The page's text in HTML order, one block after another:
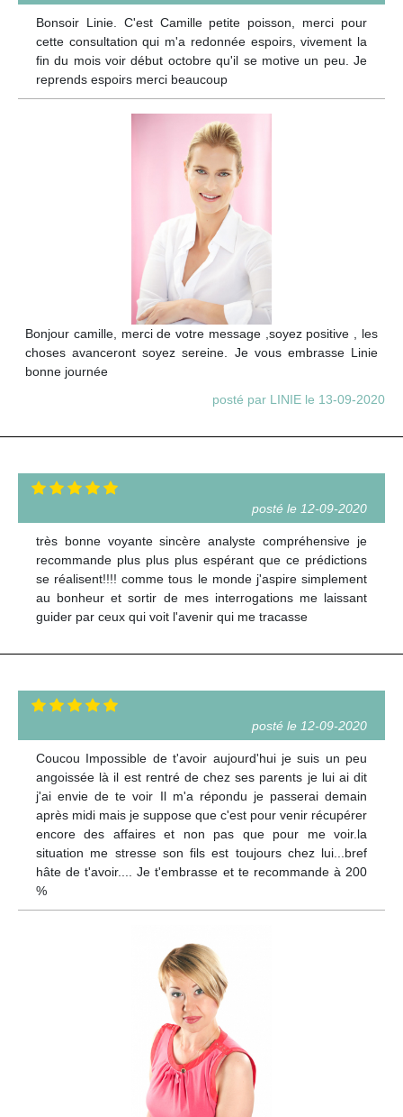
Bonsoir Linie. C'est Camille petite poisson, merci pour
cette consultation qui m'a redonnée espoirs, vivement la
fin du mois voir début octobre qu'il se motive un peu. Je
reprends espoirs merci beaucoup
Bonjour camille, merci de votre message ,soyez positive , les
choses avanceront soyez sereine. Je vous embrasse Linie
bonne journée
posté par LINIE le 13-09-2020
posté le 12-09-2020
très bonne voyante sincère analyste compréhensive je
recommande plus plus plus espérant que ce prédictions
se réalisent!!!! comme tous le monde j'aspire simplement
au bonheur et sortir de mes interrogations me laissant
guider par ceux qui voit l'avenir qui me tracasse
posté le 12-09-2020
Coucou Impossible de t'avoir aujourd'hui je suis un peu
angoissée là il est rentré de chez ses parents je lui ai dit
j'ai envie de te voir Il m'a répondu je passerai demain
après midi mais je suppose que c'est pour venir récupérer
encore des affaires et non pas que pour me voir.la
situation me stresse son fils est toujours chez lui...bref
hâte de t'avoir.... Je t'embrasse et te recommande à 200
%